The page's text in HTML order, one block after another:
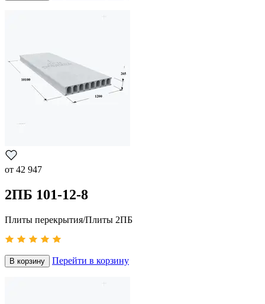
от 42 947
2ПБ 101-12-8
Плиты перекрытия/Плиты 2ПБ
В корзину Перейти в корзину